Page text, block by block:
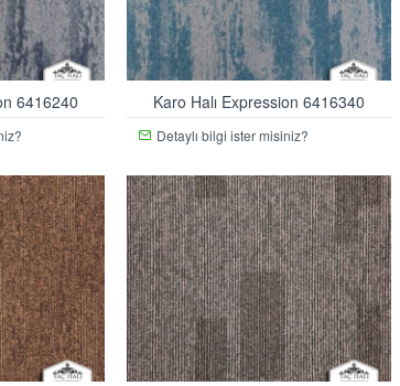
6416240 Karo Halı Expression 6416340
Detaylı bilgi ister misiniz?